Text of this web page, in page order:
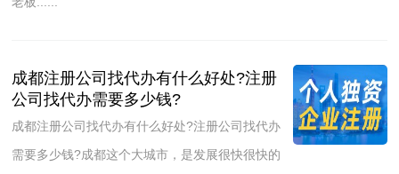
成都注册公司找代办有什么好处?注册
公司找代办需要多少钱?
成都注册公司找代办有什么好处?注册公司找代办
需要多少钱?成都这个大城市，是发展很快很快的